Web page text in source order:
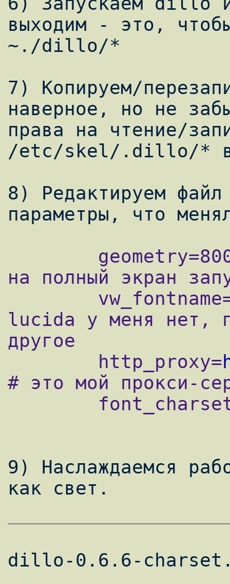
выходим - это,
~./dillo/*
7) Копируем/
наверное, но не
права на чтение/
/etc/skel/.dillo/*
8) Редактируем
на полный экран
lucida у меня нет,
другое
        http_proxy=
# это мой прокси-
9) Наслаждаемся
как свет.
dillo-0.6.6-